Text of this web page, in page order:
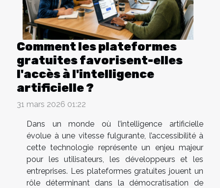
Comment les plateformes
gratuites favorisent-elles
l'accès à l'intelligence
artificielle ?
31 mars 2026 01:22
Dans un monde où l’intelligence artificielle
évolue à une vitesse fulgurante, l’accessibilité à
cette technologie représente un enjeu majeur
pour les utilisateurs, les développeurs et les
entreprises. Les plateformes gratuites jouent un
rôle déterminant dans la démocratisation de